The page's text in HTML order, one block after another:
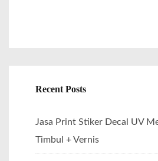
Recent Posts
Jasa Print Stiker Decal UV
Timbul + Vernis